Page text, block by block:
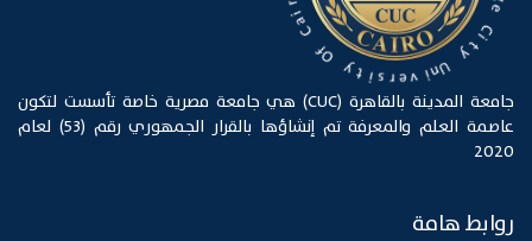
C
t
y
U
n
i
v
e
r
s
i
t
y
O
f
C
a
i
r
o
جامعة المدينة بالقاهرة (CUC) هي جامعة مصرية خاصة تأسست لتكون
عاصمة العلم والمعرفة تم إنشاؤها بالقرار الجمهوري رقم (53) لعام
2020
روابط هامة